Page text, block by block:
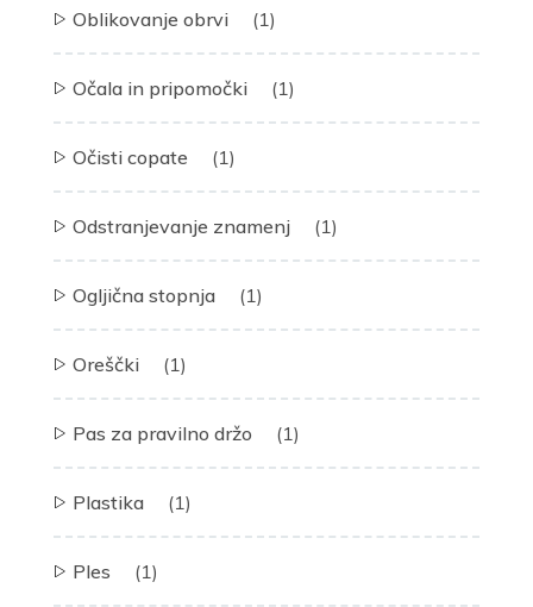
Oblikovanje obrvi (1)
Očala in pripomočki (1)
Očisti copate (1)
Odstranjevanje znamenj (1)
Ogljična stopnja (1)
Oreščki (1)
Pas za pravilno držo (1)
Plastika (1)
Ples (1)